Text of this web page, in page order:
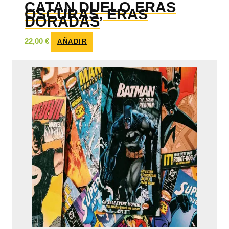
CATAN DUELO ERAS
OSCURAS, ERAS
DORADAS
22,00 € AÑADIR